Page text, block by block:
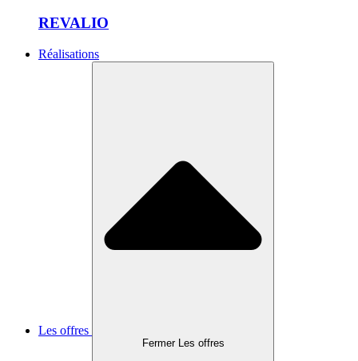
REVALIO
Réalisations
Les offres
Fermer Les offres